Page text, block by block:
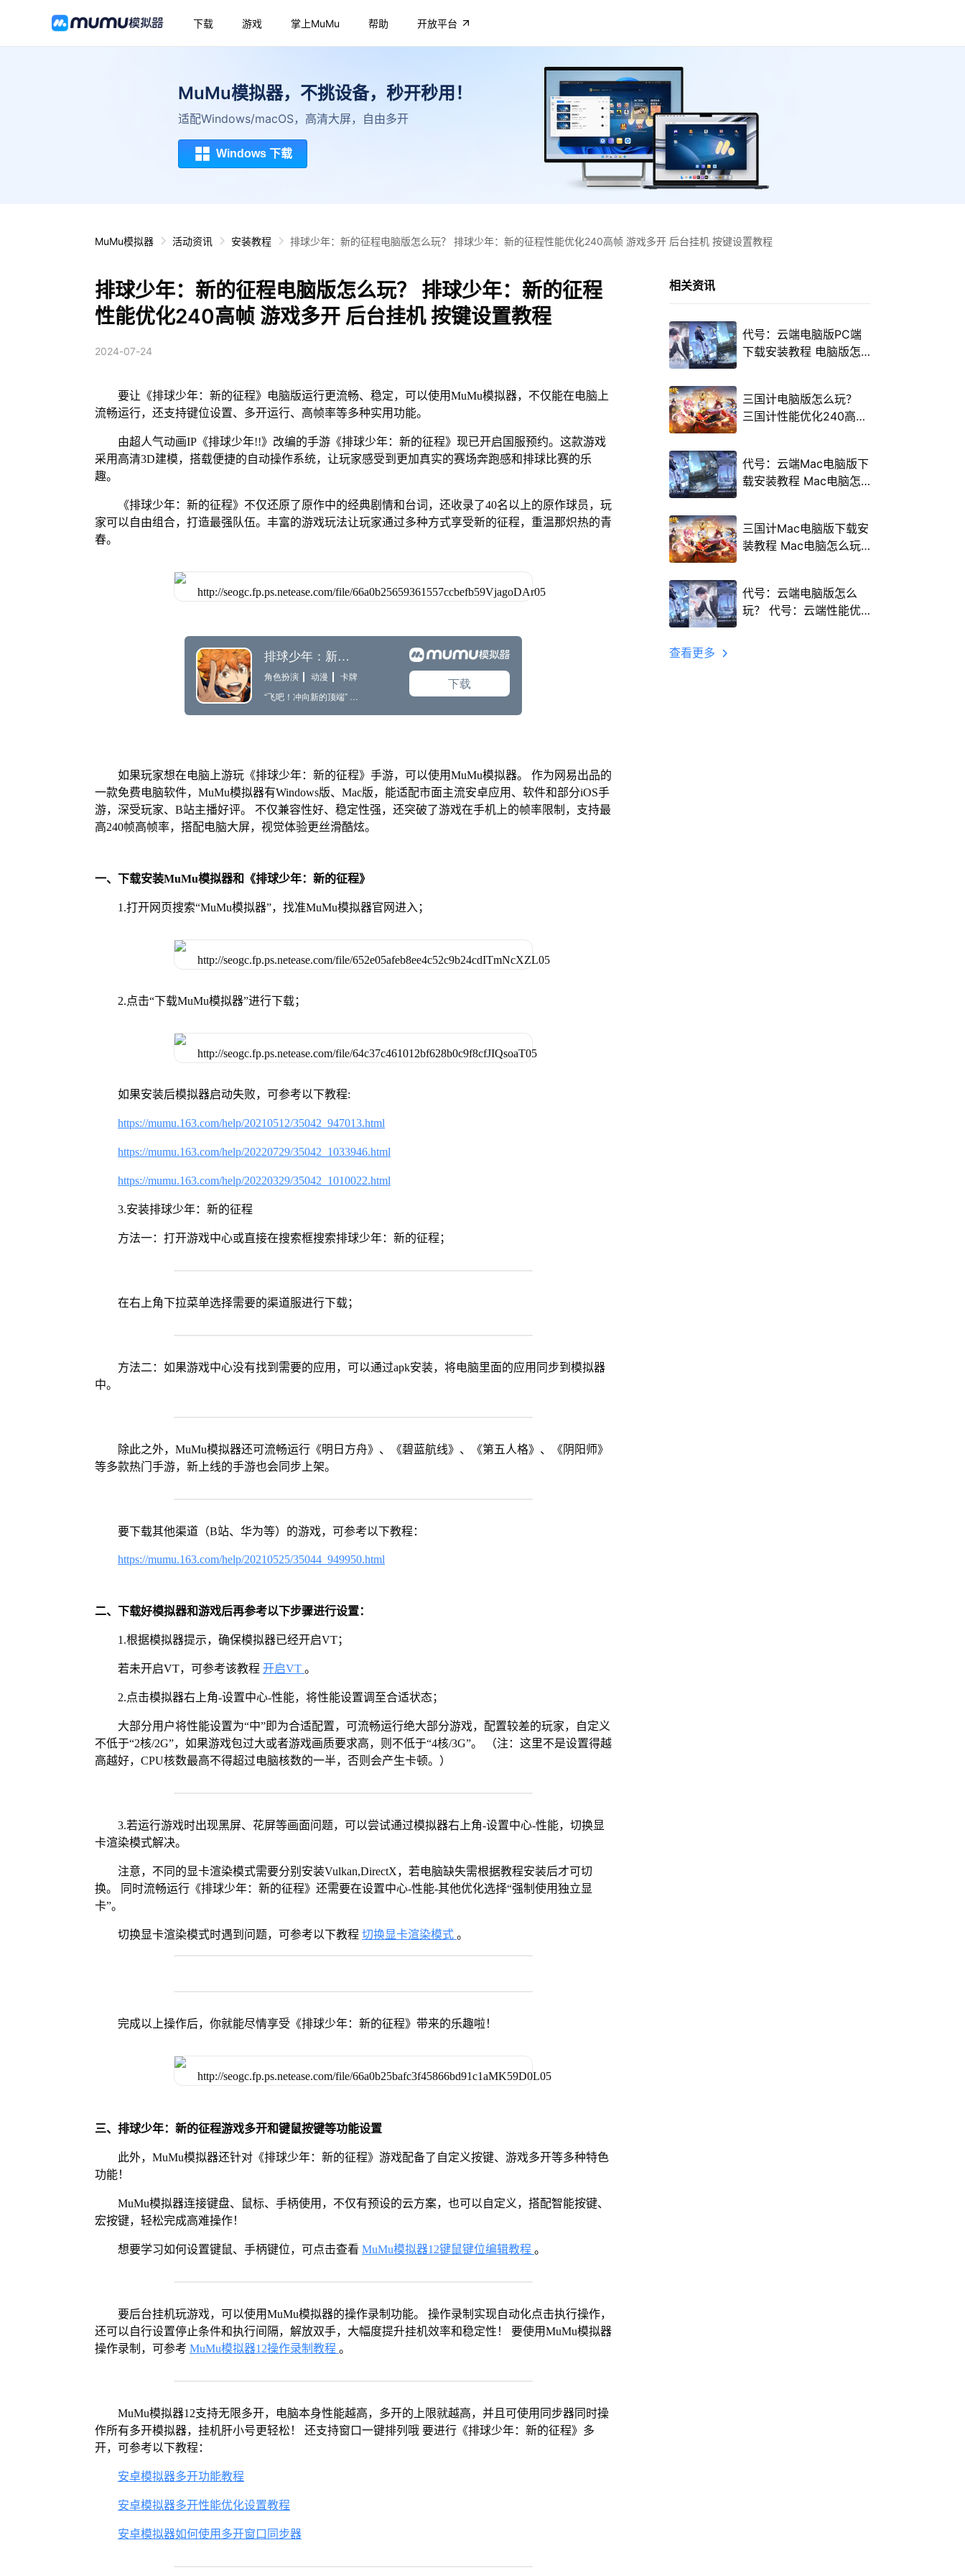
下载 游戏 掌上MuMu 帮助 开放平台
MuMu模拟器，不挑设备，秒开秒用！
适配Windows/macOS，高清大屏，自由多开
Windows 下载
MuMu模拟器 活动资讯 安装教程 排球少年：新的征程电脑版怎么玩？ 排球少年：新的征程性能优化240高帧 游戏多开 后台挂机 按键设置教程
排球少年：新的征程电脑版怎么玩？ 排球少年：新的征程
性能优化240高帧 游戏多开 后台挂机 按键设置教程
2024-07-24
要让《排球少年：新的征程》电脑版运行更流畅、稳定，可以使用MuMu模拟器，不仅能在电脑上
流畅运行，还支持键位设置、多开运行、高帧率等多种实用功能。
由超人气动画IP《排球少年!!》改编的手游《排球少年：新的征程》现已开启国服预约。这款游戏
采用高清3D建模，搭载便捷的自动操作系统，让玩家感受到更加真实的赛场奔跑感和排球比赛的乐
趣。
《排球少年：新的征程》不仅还原了原作中的经典剧情和台词，还收录了40名以上的原作球员，玩
家可以自由组合，打造最强队伍。丰富的游戏玩法让玩家通过多种方式享受新的征程，重温那炽热的青
春。
如果玩家想在电脑上游玩《排球少年：新的征程》手游，可以使用MuMu模拟器。 作为网易出品的
一款免费电脑软件，MuMu模拟器有Windows版、Mac版，能适配市面主流安卓应用、软件和部分iOS手
游，深受玩家、B站主播好评。 不仅兼容性好、稳定性强，还突破了游戏在手机上的帧率限制，支持最
高240帧高帧率，搭配电脑大屏，视觉体验更丝滑酷炫。
一、下载安装MuMu模拟器和《排球少年：新的征程》
1.打开网页搜索“MuMu模拟器”，找准MuMu模拟器官网进入；
2.点击“下载MuMu模拟器”进行下载；
如果安装后模拟器启动失败，可参考以下教程:
https://mumu.163.com/help/20210512/35042_947013.html
https://mumu.163.com/help/20220729/35042_1033946.html
https://mumu.163.com/help/20220329/35042_1010022.html
3.安装排球少年：新的征程
方法一：打开游戏中心或直接在搜索框搜索排球少年：新的征程；
在右上角下拉菜单选择需要的渠道服进行下载；
方法二：如果游戏中心没有找到需要的应用，可以通过apk安装，将电脑里面的应用同步到模拟器
中。
除此之外，MuMu模拟器还可流畅运行《明日方舟》、《碧蓝航线》、《第五人格》、《阴阳师》
等多款热门手游，新上线的手游也会同步上架。
要下载其他渠道（B站、华为等）的游戏，可参考以下教程：
https://mumu.163.com/help/20210525/35044_949950.html
二、下载好模拟器和游戏后再参考以下步骤进行设置：
1.根据模拟器提示，确保模拟器已经开启VT；
若未开启VT，可参考该教程 开启VT 。
2.点击模拟器右上角-设置中心-性能，将性能设置调至合适状态；
大部分用户将性能设置为“中”即为合适配置，可流畅运行绝大部分游戏，配置较差的玩家，自定义
不低于“2核/2G”，如果游戏包过大或者游戏画质要求高，则不低于“4核/3G”。 （注：这里不是设置得越
高越好，CPU核数最高不得超过电脑核数的一半，否则会产生卡顿。）
3.若运行游戏时出现黑屏、花屏等画面问题，可以尝试通过模拟器右上角-设置中心-性能，切换显
卡渲染模式解决。
注意，不同的显卡渲染模式需要分别安装Vulkan,DirectX，若电脑缺失需根据教程安装后才可切
换。 同时流畅运行《排球少年：新的征程》还需要在设置中心-性能-其他优化选择“强制使用独立显
卡”。
切换显卡渲染模式时遇到问题，可参考以下教程 切换显卡渲染模式 。
完成以上操作后，你就能尽情享受《排球少年：新的征程》带来的乐趣啦！
三、排球少年：新的征程游戏多开和键鼠按键等功能设置
此外，MuMu模拟器还针对《排球少年：新的征程》游戏配备了自定义按键、游戏多开等多种特色
功能！
MuMu模拟器连接键盘、鼠标、手柄使用，不仅有预设的云方案，也可以自定义，搭配智能按键、
宏按键，轻松完成高难操作！
想要学习如何设置键鼠、手柄键位，可点击查看 MuMu模拟器12键鼠键位编辑教程 。
要后台挂机玩游戏，可以使用MuMu模拟器的操作录制功能。 操作录制实现自动化点击执行操作，
还可以自行设置停止条件和执行间隔，解放双手，大幅度提升挂机效率和稳定性！ 要使用MuMu模拟器
操作录制，可参考 MuMu模拟器12操作录制教程 。
MuMu模拟器12支持无限多开，电脑本身性能越高，多开的上限就越高，并且可使用同步器同时操
作所有多开模拟器，挂机肝小号更轻松！ 还支持窗口一键排列哦 要进行《排球少年：新的征程》多
开，可参考以下教程：
安卓模拟器多开功能教程
安卓模拟器多开性能优化设置教程
安卓模拟器如何使用多开窗口同步器
相关资讯
代号：云端电脑版PC端
下载安装教程 电脑版怎
三国计电脑版怎么玩？
三国计性能优化240高帧
代号：云端Mac电脑版下
载安装教程 Mac电脑怎
三国计Mac电脑版下载安
装教程 Mac电脑怎么玩
代号：云端电脑版怎么
玩？ 代号：云端性能优
查看更多